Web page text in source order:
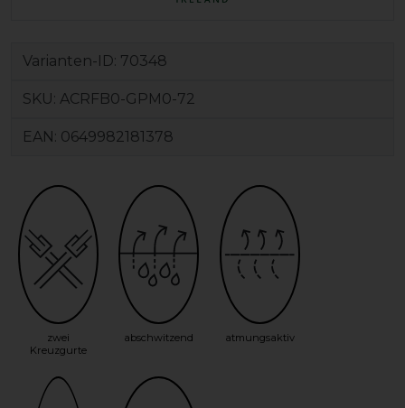
Varianten-ID: 70348
SKU: ACRFB0-GPM0-72
EAN: 0649982181378
zwei
Kreuzgurte
abschwitzend atmungsaktiv